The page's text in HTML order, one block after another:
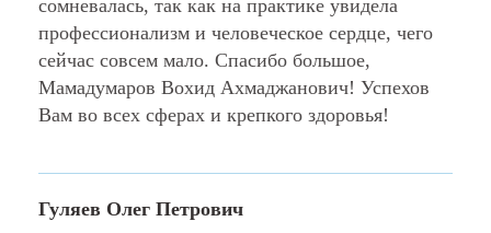
сомневалась, так как на практике увидела
профессионализм и человеческое сердце, чего
сейчас совсем мало. Спасибо большое,
Мамадумаров Вохид Ахмаджанович! Успехов
Вам во всех сферах и крепкого здоровья!
Гуляев Олег Петрович